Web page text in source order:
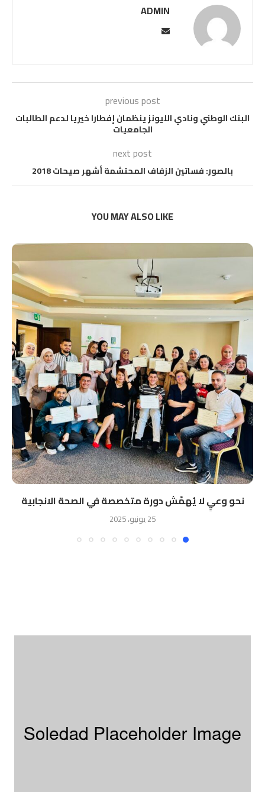
ADMIN
previous post
البنك الوطني ونادي الليونز ينظمان إفطارا خيريا لدعم الطالبات
الجامعيات
next post
بالصور: فساتين الزفاف المحتشمة أشهر صيحات 2018
YOU MAY ALSO LIKE
نحو وعيٍ لا يُهمَّش دورة متخصصة في الصحة الانجابية
25 يونيو، 2025